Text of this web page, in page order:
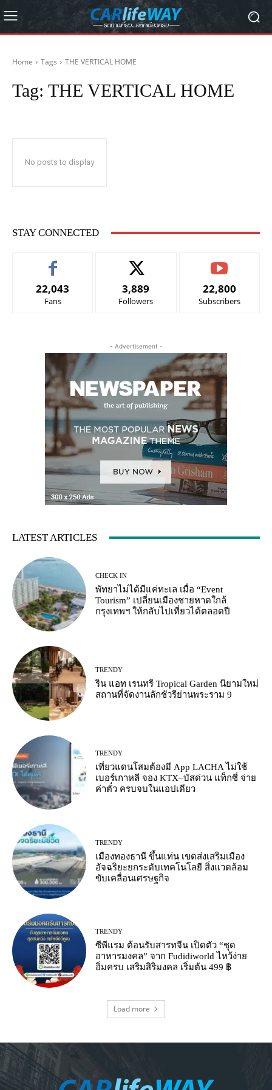
Home Tags THE VERTICAL HOME
Tag: THE VERTICAL HOME
No posts to display
STAY CONNECTED
22,043
Fans
3,889
Followers
22,800
Subscribers
- Advertisement -
LATEST ARTICLES
CHECK IN
พัทยาไม่ได้มีแค่ทะเล เมื่อ “Event
Tourism” เปลี่ยนเมืองชายหาดใกล้
กรุงเทพฯ ให้กลับไปเที่ยวได้ตลอดปี
TRENDY
ริน แอท เรนทรี Tropical Garden นิยามใหม่
สถานที่จัดงานลักชัวรีย่านพระราม 9
TRENDY
เที่ยวแดนโสมต้องมี App LACHA ไม่ใช้
เบอร์เกาหลี จอง KTX–บัสด่วน แท็กซี่ จ่าย
ค่าตั๋ว ครบจบในแอปเดียว
TRENDY
เมืองทองธานี ขึ้นแท่น เขตส่งเสริมเมือง
อัจฉริยะยกระดับเทคโนโลยี สิ่งแวดล้อม
ขับเคลื่อนเศรษฐกิจ
TRENDY
ซีพีแรม ต้อนรับสารทจีน เปิดตัว “ชุด
อาหารมงคล” จาก Fudidiworld ไหว้ง่าย
อิ่มครบ เสริมสิริมงคล เริ่มต้น 499 ฿
Load more